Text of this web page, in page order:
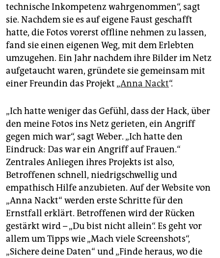
technische Inkompetenz wahrgenommen“, sagt
sie. Nachdem sie es auf eigene Faust geschafft
hatte, die Fotos vorerst offline nehmen zu lassen,
fand sie einen eigenen Weg, mit dem Erlebten
umzugehen. Ein Jahr nachdem ihre Bilder im Netz
aufgetaucht waren, gründete sie gemeinsam mit
einer Freundin das Projekt „Anna Nackt“.
„Ich hatte weniger das Gefühl, dass der Hack, über
den meine Fotos ins Netz gerieten, ein Angriff
gegen mich war“, sagt Weber. „Ich hatte den
Eindruck: Das war ein Angriff auf Frauen.“
Zentrales Anliegen ihres Projekts ist also,
Betroffenen schnell, niedrigschwellig und
empathisch Hilfe anzubieten. Auf der Website von
„Anna Nackt“ werden erste Schritte für den
Ernstfall erklärt. Betroffenen wird der Rücken
gestärkt wird – „Du bist nicht allein“. Es geht vor
allem um Tipps wie „Mach viele Screenshots“,
„Sichere deine Daten“ und „Finde heraus, wo die